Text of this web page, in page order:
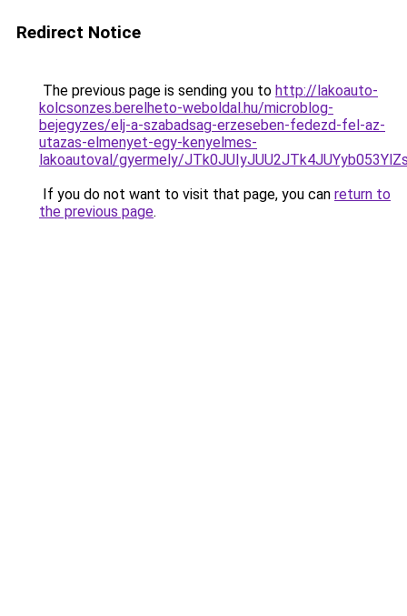
Redirect Notice
The previous page is sending you to http://lakoauto-
kolcsonzes.berelheto-weboldal.hu/microblog-
bejegyzes/elj-a-szabadsag-erzeseben-fedezd-fel-az-
utazas-elmenyet-egy-kenyelmes-
lakoautoval/gyermely/
If you do not want to visit that page, you can return to
the previous page.